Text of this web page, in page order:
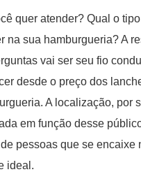
quer atender? Qual o
na sua hamburgueria? A
vai ser seu fio
desde o preço dos
A localização, por
em função desse
pessoas que se encaixe
ideal.